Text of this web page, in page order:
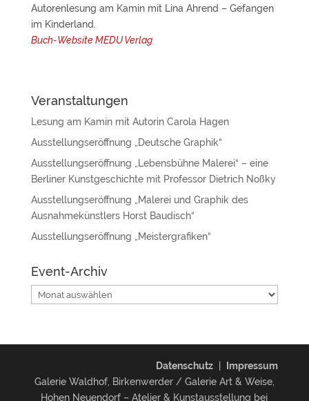
Autorenlesung am Kamin mit Lina Ahrend – Gefangen
im Kinderland.
Buch-Website MEDU Verlag
Veranstaltungen
Lesung am Kamin mit Autorin Carola Hagen
Ausstellungseröffnung „Deutsche Graphik“
Ausstellungseröffnung „Lebensbühne Malerei“ – eine
Berliner Kunstgeschichte mit Professor Dietrich Noßky
Ausstellungseröffnung „Malerei und Graphik des
Ausnahmekünstlers Horst Baudisch“
Ausstellungseröffnung „Meistergrafiken“
Event-Archiv
Event-
Archiv
Datenschutz
Impressum
Galerie Waldhof, Birkenwerder / Galerie Art & Weise,
Hohen Neuendorf – Atelier & Kunstausstellung bei